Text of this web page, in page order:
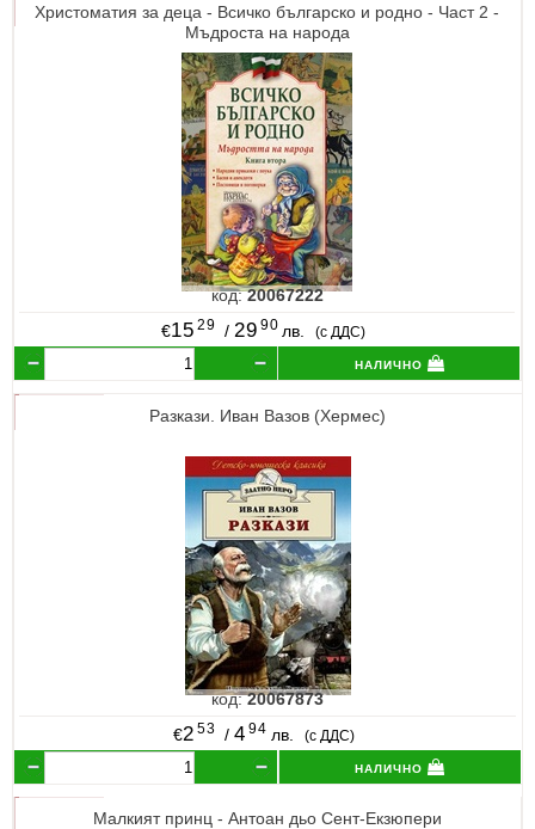
Христоматия за деца - Всичко българско и родно - Част 2 -
Мъдроста на народа
код:20067222
€15 29 / 29 90 лв. (с ДДС)
налично
Разкази. Иван Вазов (Хермес)
код:20067873
€2 53 /4 94 лв. (с ДДС)
налично
Малкият принц - Антоан дьо Сент-Екзюпери